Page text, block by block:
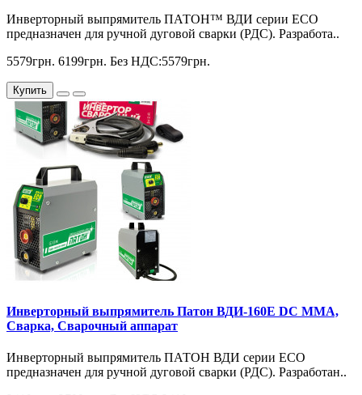
Инверторный выпрямитель ПАТОН™ ВДИ серии ЕСО
предназначен для ручной дуговой сварки (РДС). Разработа..
5579грн. 6199грн. Без НДС:5579грн.
Купить
Инверторный выпрямитель Патон ВДИ-160E DC MMA,
Сварка, Сварочный аппарат
Инверторный выпрямитель ПАТОН ВДИ серии ЕСО
предназначен для ручной дуговой сварки (РДС). Разработан..